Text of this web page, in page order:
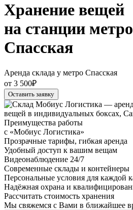
Хранение вещей
на станции метро
Спасская
Аренда склада у метро Спасская
от 3 500₽
Оставить заявку
Преимущества работы
с «Мобиус Логистика»
Прозрачные тарифы, гибкая аренда
Удобный доступ к вашим вещам
Видеонаблюдение 24/7
Современные склады и контейнеры
Персональные условия для каждой
Надёжная охрана и
Рассчитать стоимость хранения
Мы свяжемся с Вами в ближайшее